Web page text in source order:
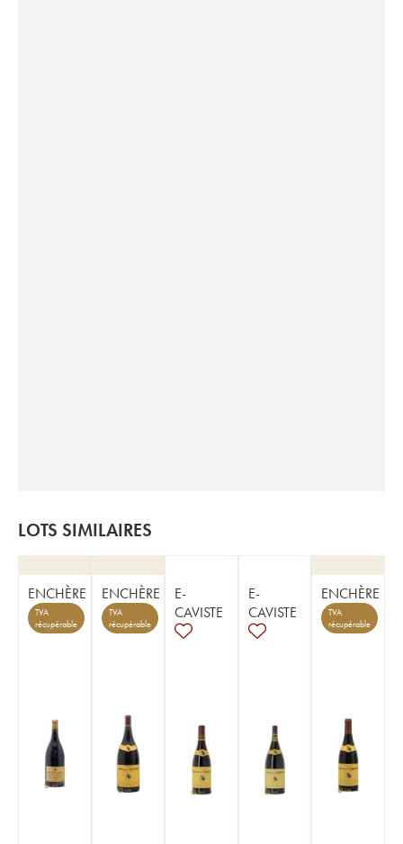
LOTS SIMILAIRES
ENCHÈRE
TVA
récupérable
ENCHÈRE
TVA
récupérable
E-
CAVISTE
E-
CAVISTE
ENCHÈRE
TVA
récupérable